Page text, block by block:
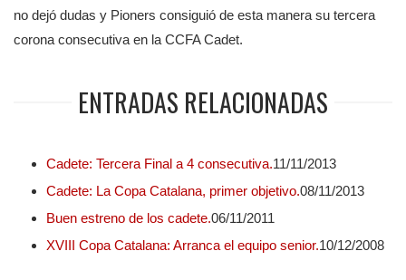
no dejó dudas y Pioners consiguió de esta manera su tercera
corona consecutiva en la CCFA Cadet.
ENTRADAS RELACIONADAS
Cadete: Tercera Final a 4 consecutiva.11/11/2013
Cadete: La Copa Catalana, primer objetivo.08/11/2013
Buen estreno de los cadete.06/11/2011
XVIII Copa Catalana: Arranca el equipo senior.10/12/2008